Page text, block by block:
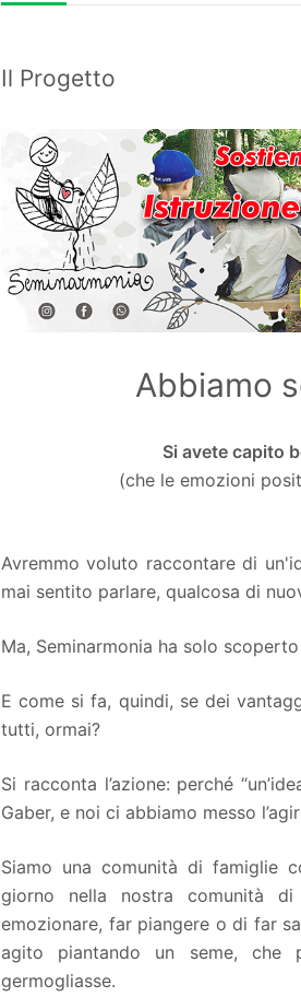
Il Progetto
Abbiamo
Si avete capito
(che le emozioni
Avremmo voluto raccontare di
mai sentito parlare, qualcosa di
Ma, Seminarmonia ha solo scoperto
E come si fa, quindi, se dei
tutti, ormai?
Si racconta l’azione: perché
Gaber, e noi ci abbiamo messo
Siamo una comunità di famiglie
giorno nella nostra comunità
emozionare, far piangere o di far
agito piantando un seme, che
germogliasse.